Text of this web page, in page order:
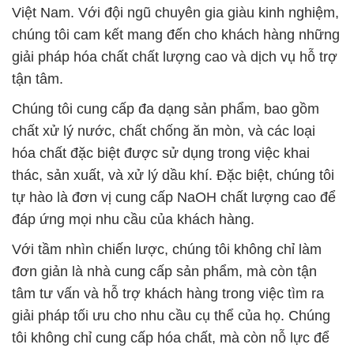
Việt Nam. Với đội ngũ chuyên gia giàu kinh nghiệm,
chúng tôi cam kết mang đến cho khách hàng những
giải pháp hóa chất chất lượng cao và dịch vụ hỗ trợ
tận tâm.
Chúng tôi cung cấp đa dạng sản phẩm, bao gồm
chất xử lý nước, chất chống ăn mòn, và các loại
hóa chất đặc biệt được sử dụng trong việc khai
thác, sản xuất, và xử lý dầu khí. Đặc biệt, chúng tôi
tự hào là đơn vị cung cấp NaOH chất lượng cao để
đáp ứng mọi nhu cầu của khách hàng.
Với tầm nhìn chiến lược, chúng tôi không chỉ làm
đơn giản là nhà cung cấp sản phẩm, mà còn tận
tâm tư vấn và hỗ trợ khách hàng trong việc tìm ra
giải pháp tối ưu cho nhu cầu cụ thể của họ. Chúng
tôi không chỉ cung cấp hóa chất, mà còn nỗ lực để